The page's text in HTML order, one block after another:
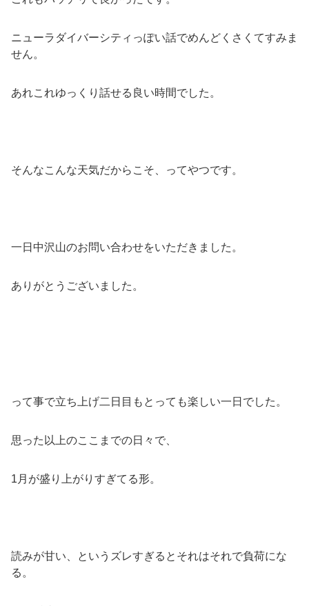
ニューラダイバーシティっぽい話でめんどくさくてすみま
せん。
あれこれゆっくり話せる良い時間でした。
そんなこんな天気だからこそ、ってやつです。
一日中沢山のお問い合わせをいただきました。
ありがとうございました。
って事で立ち上げ二日目もとっても楽しい一日でした。
思った以上のここまでの日々で、
1月が盛り上がりすぎてる形。
読みが甘い、というズレすぎるとそれはそれで負荷にな
る。